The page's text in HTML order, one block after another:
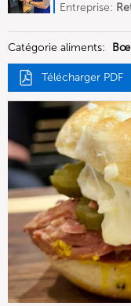
Entreprise:
Catégorie aliments:
Télécharger PDF